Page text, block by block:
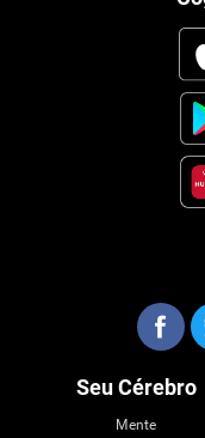
Seu Cérebro
Mente